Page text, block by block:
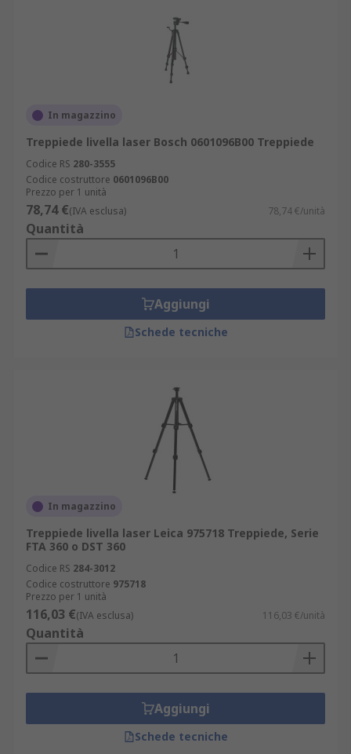
In magazzino
Treppiede livella laser Bosch 0601096B00 Treppiede
Codice RS 280-3555
Codice costruttore 0601096B00
Prezzo per 1 unità
78,74 €(IVA esclusa) 78,74 €/unità
Quantità
Aggiungi
Schede tecniche
In magazzino
Treppiede livella laser Leica 975718 Treppiede, Serie
FTA 360 o DST 360
Codice RS 284-3012
Codice costruttore 975718
Prezzo per 1 unità
116,03 €(IVA esclusa) 116,03 €/unità
Quantità
Aggiungi
Schede tecniche